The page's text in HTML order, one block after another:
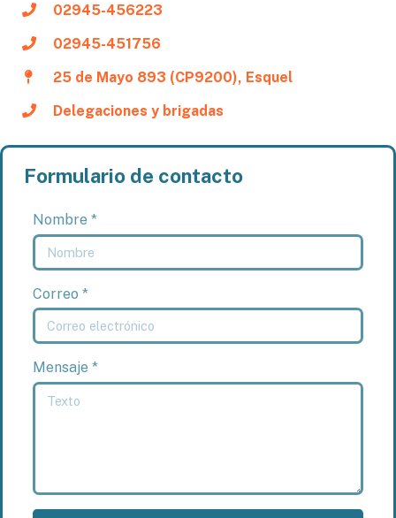
02945-456223
02945-451756
25 de Mayo 893 (CP9200), Esquel
Delegaciones y brigadas
Formulario de contacto
Nombre *
Correo *
Mensaje *